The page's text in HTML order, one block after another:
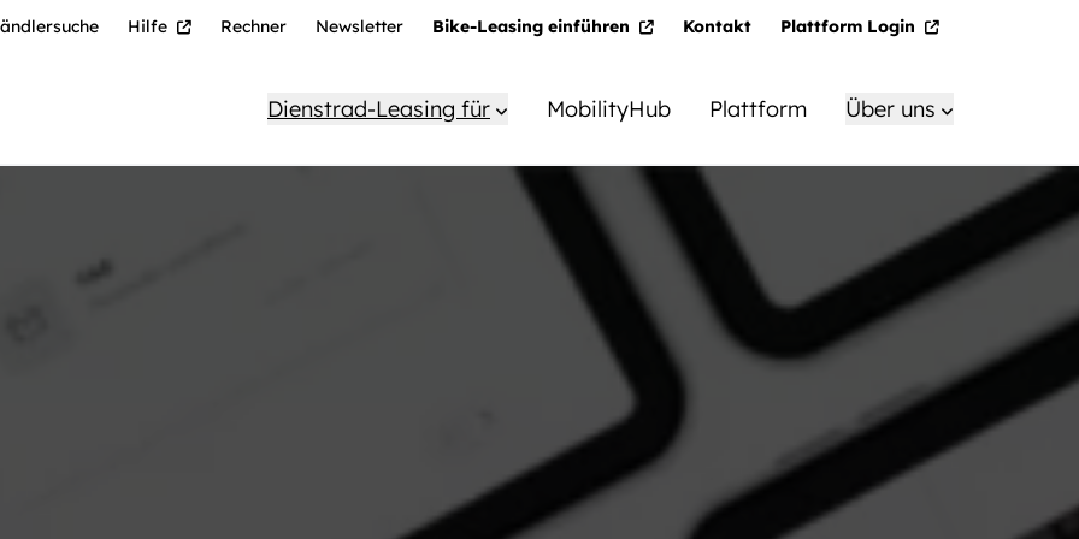
Hilfe Rechner Newsletter Bike-Leasing einführen Kontakt Plattform Login
Dienstrad-Leasing für MobilityHub Plattform Über uns